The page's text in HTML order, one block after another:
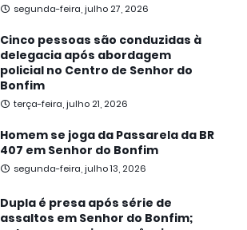
segunda-feira, julho 27, 2026
Cinco pessoas são conduzidas à
delegacia após abordagem
policial no Centro de Senhor do
Bonfim
terça-feira, julho 21, 2026
Homem se joga da Passarela da BR
407 em Senhor do Bonfim
segunda-feira, julho 13, 2026
Dupla é presa após série de
assaltos em Senhor do Bonfim;